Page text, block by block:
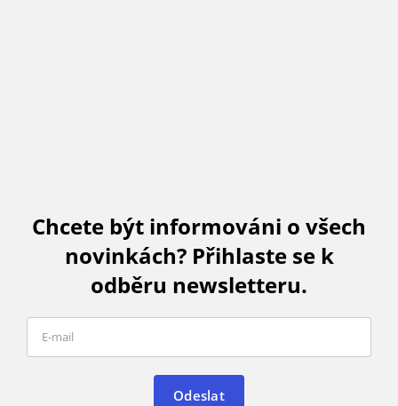
Chcete být informováni o všech
novinkách? Přihlaste se k
odběru newsletteru.
Odeslat